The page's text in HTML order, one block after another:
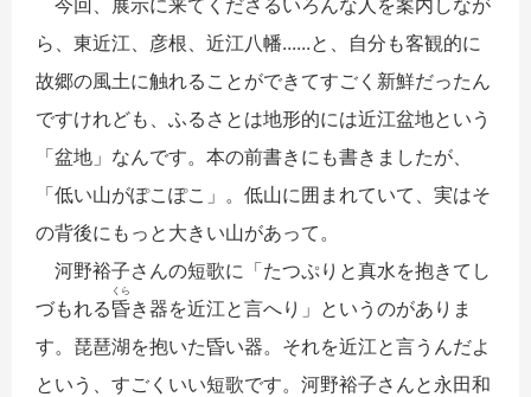
ら、東近江、彦根、近江八幡......と、自分も客観的に
故郷の風土に触れることができてすごく新鮮だったん
ですけれども、ふるさとは地形的には近江盆地という
「盆地」なんです。本の前書きにも書きましたが、
「低い山がぽこぽこ」。低山に囲まれていて、実はそ
の背後にもっと大きい山があって。
河野裕子さんの短歌に「たつぷりと真水を抱きてし
づもれる昏
くら
き器を近江と言へり」というのがありま
す。琵琶湖を抱いた昏い器。それを近江と言うんだよ
という、すごくいい短歌です。河野裕子さんと永田和